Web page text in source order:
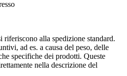
riferiscono alla spedizione standard.
ad es. a causa del peso, delle
specifiche dei prodotti. Queste
nella descrizione del